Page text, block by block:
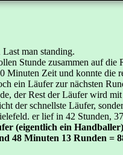
man standing.
Stunde zusammen auf
Minuten Zeit und konnte die
ein Läufer zur nächsten
der Rest der Läufer wird
der schnellste Läufer,
er lief in 42 Stunden,
(eigentlich ein
48 Minuten 13 Runden =